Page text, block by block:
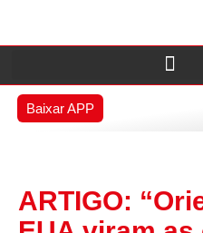
Baixar APP
ARTIGO: